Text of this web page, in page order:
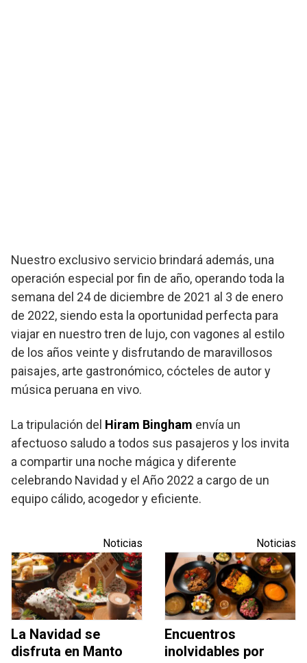
Nuestro exclusivo servicio brindará además, una
operación especial por fin de año, operando toda la
semana del 24 de diciembre de 2021 al 3 de enero
de 2022, siendo esta la oportunidad perfecta para
viajar en nuestro tren de lujo, con vagones al estilo
de los años veinte y disfrutando de maravillosos
paisajes, arte gastronómico, cócteles de autor y
música peruana en vivo.
La tripulación del Hiram Bingham envía un
afectuoso saludo a todos sus pasajeros y los invita
a compartir una noche mágica y diferente
celebrando Navidad y el Año 2022 a cargo de un
equipo cálido, acogedor y eficiente.
Noticias
La Navidad se
disfruta en Manto
Noticias
Encuentros
inolvidables por